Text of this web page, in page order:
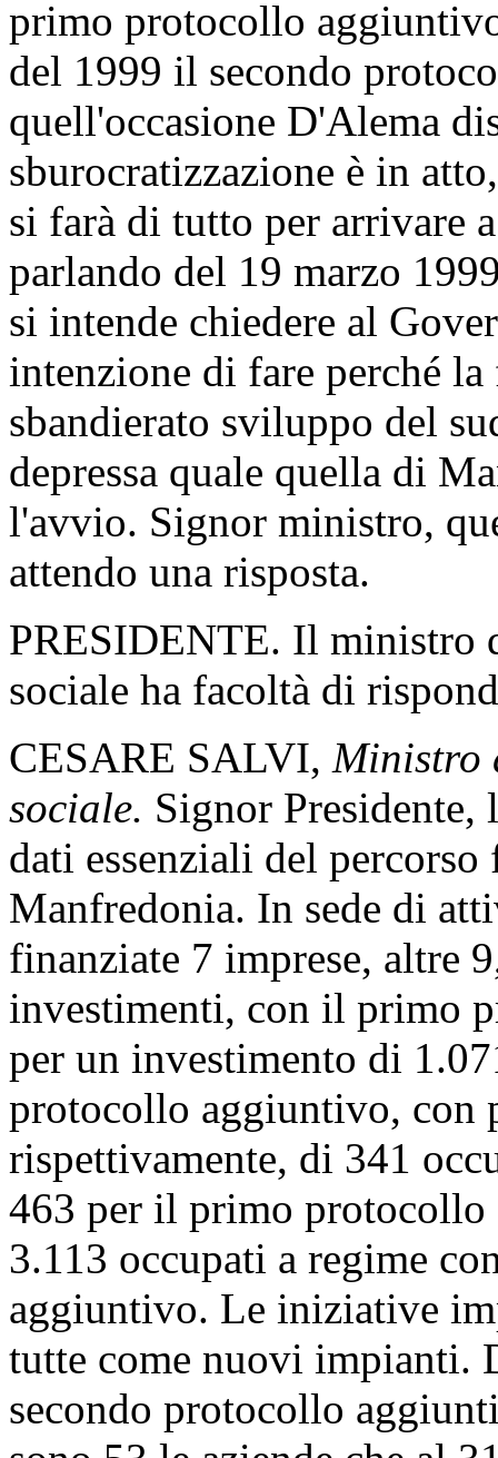
primo protocollo
del 1999 il secondo
quell'occasione D'Alema
sburocratizzazione è in
si farà di tutto per arrivare
parlando del 19 marzo
si intende chiedere al
intenzione di fare perché la
sbandierato sviluppo del
depressa quale quella di
l'avvio. Signor ministro,
attendo una risposta.
PRESIDENTE. Il ministro
sociale ha facoltà di
CESARE SALVI, Ministro
sociale. Signor
dati essenziali del
Manfredonia. In sede di
finanziate 7 imprese, altre
investimenti, con il primo
per un investimento di
protocollo aggiuntivo, con
rispettivamente, di 341
463 per il primo
3.113 occupati a regime
aggiuntivo. Le iniziative
tutte come nuovi impianti.
secondo protocollo